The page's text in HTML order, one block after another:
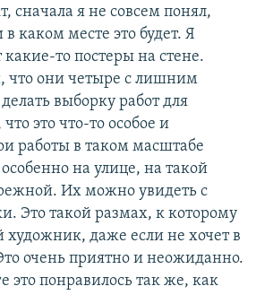
сначала я не совсем понял,
каком месте это будет. Я
какие-то постеры на стене.
что они четыре с лишним
выборку работ для
это что-то особое и
работы в таком масштабе
на улице, на такой
Их можно увидеть с
Это такой размах, к которому
даже если не хочет в
очень приятно и неожиданно.
это понравилось так же, как